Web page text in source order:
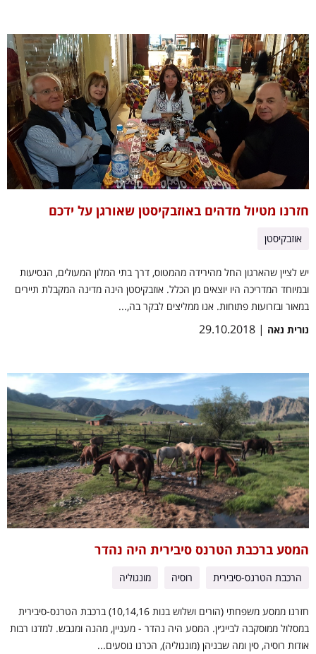
חזרנו מטיול מדהים באוזבקיסטן שאורגן על ידכם
אוזבקיסטן
יש לציין שהארגון החל מהירידה מהמטוס, דרך בתי המלון המעולים, הנסיעות
ובמיוחד המדריכה היו יוצאים מן הכלל. אוזבקיסטן הינה מדינה המקבלת תיירים
במאור ובזרועות פתוחות. אנו ממליצים לבקר בה,...
נורית נאה | 29.10.2018
המסע ברכבת הטרנס סיבירית היה נהדר
הרכבת הטרנס-סיבירית רוסיה מונגוליה
חזרנו ממסע משפחתי (הורים ושלוש בנות 10,14,16) ברכבת הטרנס-סיבירית
במסלול ממוסקבה לבייג׳ין. המסע היה נהדר - מעניין, מהנה ומגבש. למדנו רבות
אודות רוסיה, סין ומה שבניהן (מונגוליה), הכרנו נוסעים...